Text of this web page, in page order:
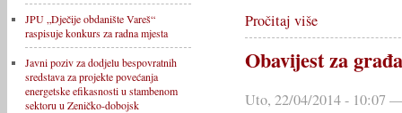
JPU „Dječije obdanište Vareš“
raspisuje konkurs za radna mjesta
Javni poziv za dodjelu bespovratnih
sredstava za projekte povećanja
energetske efikasnosti u stambenom
sektoru u Zeničko-dobojsk
Pročitaj više
Obavijest za
Uto, 22/04/2014 - 10:07